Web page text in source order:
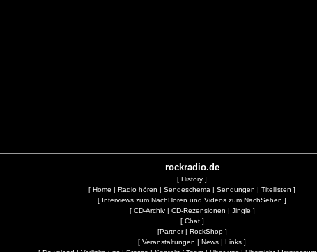
rockradio.de
[ History ]
[ Home | Radio hören | Sendeschema | Sendungen | Titellisten ]
[ Interviews zum NachHören und Videos zum NachSehen ]
[ CD-Archiv| CD-Rezensionen | Jingle ]
[ Chat]
[Partner| RockShop]
[ Veranstaltungen | News | Links ]